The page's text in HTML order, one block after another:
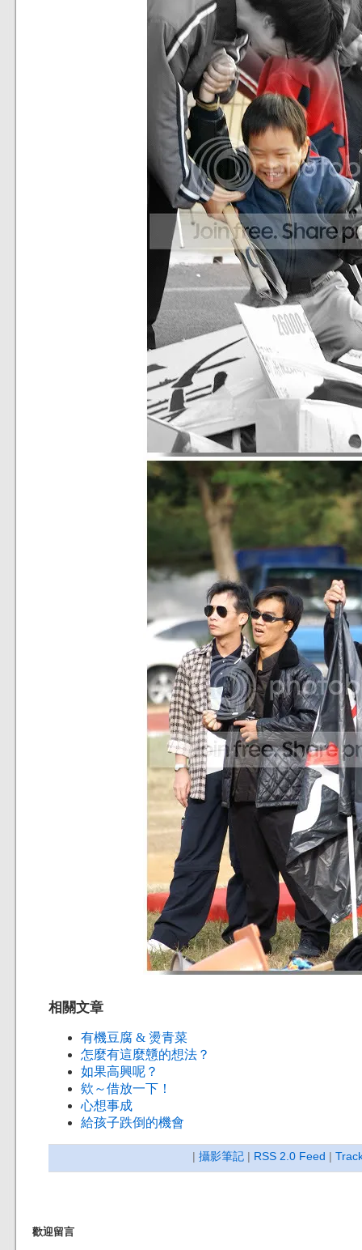
相關文章
有機豆腐 & 燙青菜
怎麼有這麼戇的想法？
如果高興呢？
欸～借放一下！
心想事成
給孩子跌倒的機會
| 攝影筆記 | RSS 2.0 Feed |
歡迎留言